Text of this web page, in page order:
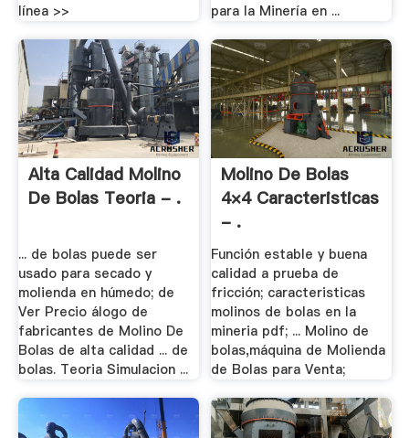
línea >>
para la Minería en ...
Alta Calidad Molino
De Bolas Teoria - .
... de bolas puede ser
usado para secado y
molienda en húmedo; de
Ver Precio álogo de
fabricantes de Molino De
Bolas de alta calidad ... de
bolas. Teoria Simulacion ...
Molino De Bolas
4×4 Caracteristicas
- .
Función estable y buena
calidad a prueba de
fricción; caracteristicas
molinos de bolas en la
mineria pdf; ... Molino de
bolas,máquina de Molienda
de Bolas para Venta;